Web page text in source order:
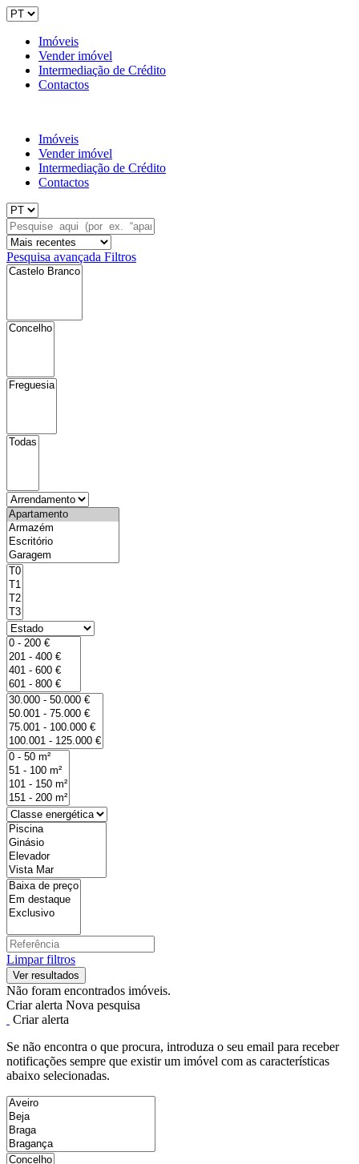
Imóveis
Vender imóvel
Intermediação de Crédito
Contactos
Imóveis
Vender imóvel
Intermediação de Crédito
Contactos
Pesquisa avançada Filtros
Limpar filtros
Não foram encontrados imóveis.
Criar alerta Nova pesquisa
Criar alerta
Se não encontra o que procura, introduza o seu email para receber
notificações sempre que existir um imóvel com as características
abaixo selecionadas.